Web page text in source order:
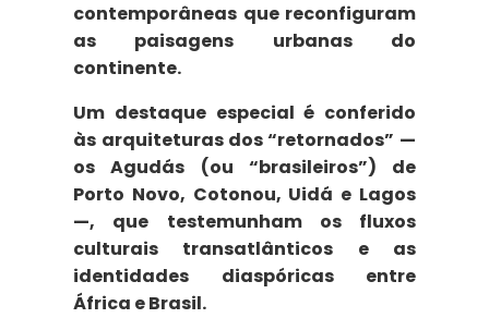
contemporâneas que reconfiguram
as paisagens urbanas do
continente.
Um destaque especial é conferido
às arquiteturas dos “retornados” —
os Agudás (ou “brasileiros”) de
Porto Novo, Cotonou, Uidá e Lagos
—, que testemunham os fluxos
culturais transatlânticos e as
identidades diaspóricas entre
África e Brasil.